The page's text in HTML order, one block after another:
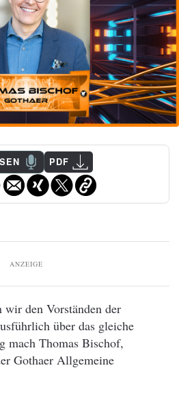
PDF
ANZEIGE
wir den Vorständen der
über das gleiche
mach Thomas Bischof,
Gothaer Allgemeine